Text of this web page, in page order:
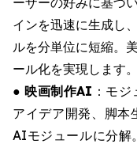
インを迅速に生成し
ルを分単位に短縮。
ール化を実現します。
●映画制作AI ：モ
アイデア開発、脚本
AIモジュールに分解